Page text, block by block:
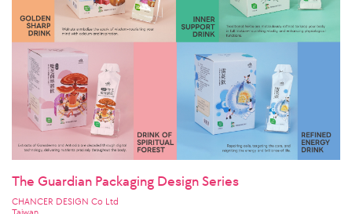
The Guardian Packaging Design Series
CHANCER DESIGN Co Ltd